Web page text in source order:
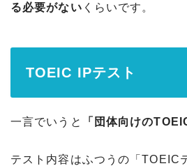
る必要がない くらいです。
TOEIC IPテスト
一言でいうと 「団体向けの
テスト内容はふつうの「TOEIC